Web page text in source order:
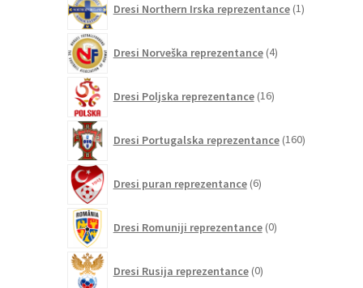
Dresi Northern Irska reprezentance 1izdelek
Dresi Norveška reprezentance 4izdelki
Dresi Poljska reprezentance 16izdelkov
Dresi Portugalska reprezentance 160izdelkov
Dresi puran reprezentance 6izdelkov
Dresi Romuniji reprezentance 0izdelkov
Dresi Rusija reprezentance 0izdelkov